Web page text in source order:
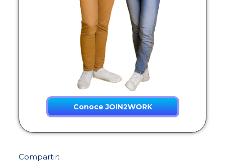
Conoce JOIN2WORK
Compartir: